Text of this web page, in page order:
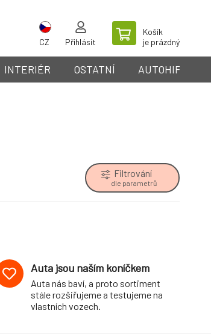
CZ Přihlásit
Košík
je prázdný
INTERIÉR OSTATNÍ AUTOHIFI
Filtrování
dle parametrů
Auta jsou naším koníčkem
Auta nás baví, a proto sortiment
stále rozšiřujeme a testujeme na
vlastních vozech.